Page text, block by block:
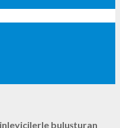
buluşturan